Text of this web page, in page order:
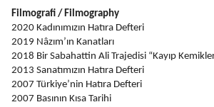
Filmografi / Filmography
2020 Kadınımızın Hatıra Defteri
2019 Nâzım’ın Kanatları
2018 Bir Sabahattin Ali Trajedisi “Kayıp
2013 Sanatımızın Hatıra Defteri
2007 Türkiye’nin Hatıra Defteri
2007 Basının Kısa Tarihi